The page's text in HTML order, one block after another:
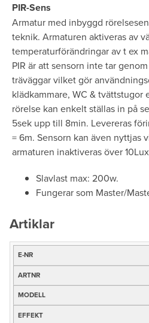
PIR-Sens
Armatur med inbyggd
teknik. Armaturen aktiveras av
temperaturförändringar av t ex
PIR är att sensorn inte tar
träväggar vilket gör
klädkammare, WC & tvättstugor
rörelse kan enkelt ställas in på
5sek upp till 8min. Levereras
= 6m. Sensorn kan även nyttjas
armaturen inaktiveras över
Slavlast max: 200w.
Fungerar som Master/
Artiklar
E-
nr
Artnr
Modell